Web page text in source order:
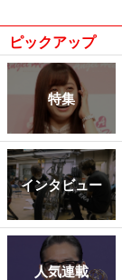
ピックアップ
特集
インタビュー
人気連載